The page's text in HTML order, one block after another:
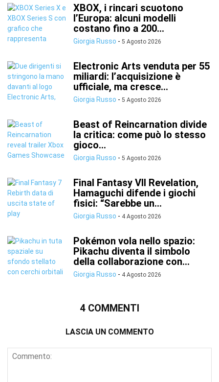
XBOX, i rincari scuotono
l’Europa: alcuni modelli
costano fino a 200...
Giorgia Russo - 5 Agosto 2026
Electronic Arts venduta per 55
miliardi: l’acquisizione è
ufficiale, ma cresce...
Giorgia Russo - 5 Agosto 2026
Beast of Reincarnation divide
la critica: come può lo stesso
gioco...
Giorgia Russo - 5 Agosto 2026
Final Fantasy VII Revelation,
Hamaguchi difende i giochi
fisici: “Sarebbe un...
Giorgia Russo - 4 Agosto 2026
Pokémon vola nello spazio:
Pikachu diventa il simbolo
della collaborazione con...
Giorgia Russo - 4 Agosto 2026
4 COMMENTI
LASCIA UN COMMENTO